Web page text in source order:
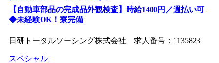
【自動車部品の完成品外観検査】時給1400円／週払い可
◆未経験OK！寮完備
日研トータルソーシング株式会社 求人番号：1135823
スペシャル